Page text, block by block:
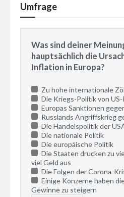
Umfrage
Was sind deiner
hauptsächlich die
Inflation in Europa?
Zu hohe internationale
Die Kriegs-Politik von
Europas Sanktionen
Russlands Angriffskrieg
Die Handelspolitik der
Die nationale Politik
Die europäische Politik
Die Staaten drucken zu
viel Geld aus
Die Folgen der Corona-
Einige Konzerne haben
Gewinne zu steigern